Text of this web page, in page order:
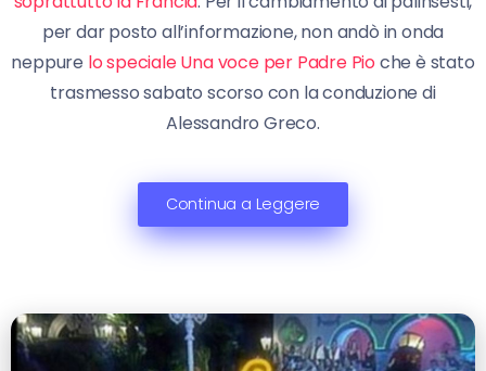
per dar posto all’informazione, non andò in onda
neppure lo speciale Una voce per Padre Pioche è stato
trasmesso sabato scorso con la conduzione di
Alessandro Greco.
Continua a Leggere